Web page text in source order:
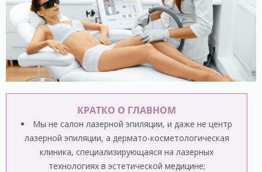
КРАТКО О ГЛАВНОМ
Мы не салон лазерной эпиляции, и даже не центр
лазерной эпиляции, а дермато-косметологическая
клиника, специализирующаяся на лазерных
технологиях в эстетической медицине;